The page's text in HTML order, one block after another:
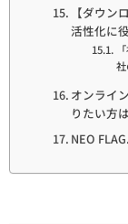
【ダウン
活性化に
オンライ
りたい方
NEO